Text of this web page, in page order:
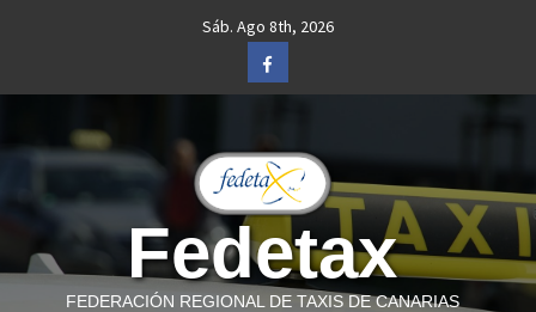
Sáb. Ago 8th, 2026
Facebook
Fedetax
FEDERACIÓN REGIONAL DE TAXIS DE CANARIAS